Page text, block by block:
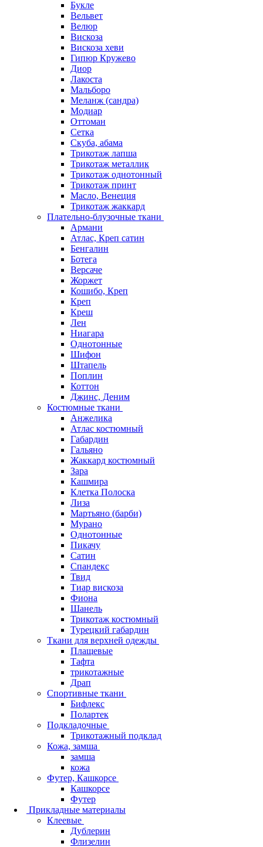
Букле
Вельвет
Велюр
Вискоза
Вискоза хеви
Гипюр Кружево
Диор
Лакоста
Мальборо
Меланж (сандра)
Модиар
Оттоман
Сетка
Скуба, абама
Трикотаж лапша
Трикотаж металлик
Трикотаж однотонный
Трикотаж принт
Масло, Венеция
Трикотаж жаккард
Плательно-блузочные ткани
Армани
Атлас, Креп сатин
Бенгалин
Ботега
Версаче
Жоржет
Кошибо, Креп
Креп
Креш
Лен
Ниагара
Однотонные
Шифон
Штапель
Поплин
Коттон
Джинс, Деним
Костюмные ткани
Анжелика
Атлас костюмный
Габардин
Гальяно
Жаккард костюмный
Зара
Кашмира
Клетка Полоска
Лиза
Мартьяно (барби)
Мурано
Однотонные
Пикачу
Сатин
Спандекс
Твид
Тиар вискоза
Фиона
Шанель
Трикотаж костюмный
Турецкий габардин
Ткани для верхней одежды
Плащевые
Тафта
трикотажные
Драп
Спортивные ткани
Бифлекс
Полартек
Подкладочные
Трикотажный подклад
Кожа, замша
замша
кожа
Футер, Кашкорсе
Кашкорсе
Футер
Прикладные материалы
Клеевые
Дублерин
Флизелин